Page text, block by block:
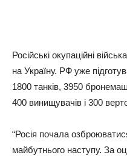
Російські окупаційні
на Україну. РФ уже
1800 танків, 3950
400 винищувачів і 300
“Росія почала
майбутнього наступу. За